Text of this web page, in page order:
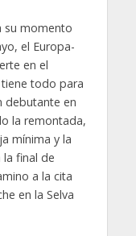
su momento
el Europa-
en el
todo para
debutante en
la remontada,
mínima y la
final de
a la cita
en la Selva